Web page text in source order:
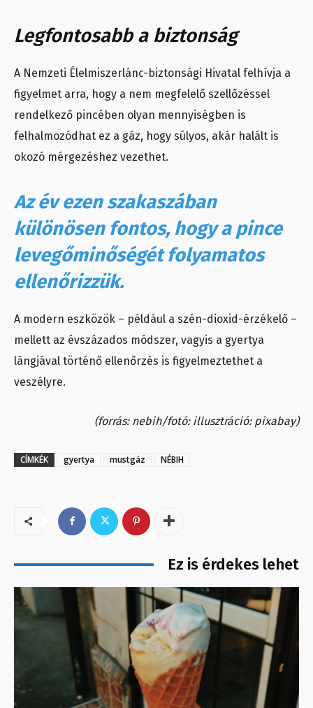
Legfontosabb a biztonság
A Nemzeti Élelmiszerlánc-biztonsági Hivatal felhívja a
figyelmet arra, hogy a nem megfelelő szellőzéssel
rendelkező pincében olyan mennyiségben is
felhalmozódhat ez a gáz, hogy súlyos, akár halált is
okozó mérgezéshez vezethet.
Az év ezen szakaszában
különösen fontos, hogy a pince
levegőminőségét folyamatos
ellenőrizzük.
A modern eszközök – például a szén-dioxid-érzékelő –
mellett az évszázados módszer, vagyis a gyertya
lángjával történő ellenőrzés is figyelmeztethet a
veszélyre.
(forrás: nebih/fotó: illusztráció: pixabay)
CÍMKÉK gyertya mustgáz NÉBIH
Ez is érdekes lehet